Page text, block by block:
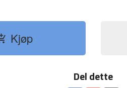
Kjøp
Del dette